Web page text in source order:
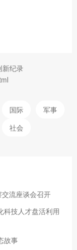
新纪录
国际
军事
社会
流座谈会召开
科技人才盘活利用
故事